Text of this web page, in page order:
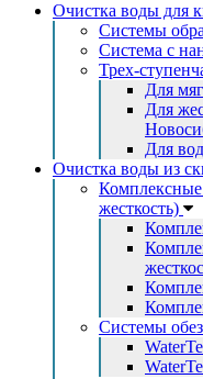
Очистка воды для
Системы
Система с
Трех-
Для
Для
Для
Очистка воды из
Комплексные
жесткость)
Системы